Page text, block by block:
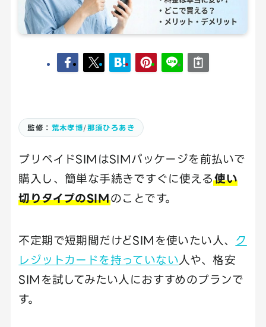
監修： 荒木孝博/那須ひろあき
プリペイドSIMはSIMパッケージを前払いで
購入し、簡単な手続きですぐに使える使い
切りタイプのSIMのことです。
不定期で短期間だけどSIMを使いたい人、 ク
レジットカードを持っていない 人や、格安
SIMを試してみたい人におすすめのプランで
す。